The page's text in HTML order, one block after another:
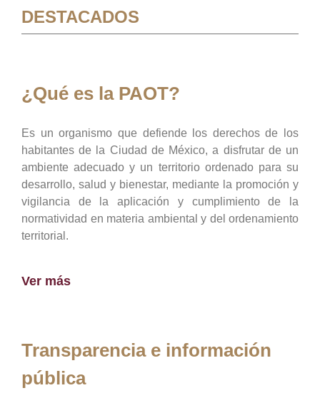
DESTACADOS
¿Qué es la PAOT?
Es un organismo que defiende los derechos de los
habitantes de la Ciudad de México, a disfrutar de un
ambiente adecuado y un territorio ordenado para su
desarrollo, salud y bienestar, mediante la promoción y
vigilancia de la aplicación y cumplimiento de la
normatividad en materia ambiental y del ordenamiento
territorial.
Ver más
Transparencia e información
pública